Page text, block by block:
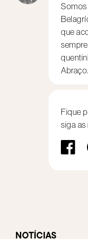
que
Abraço.
Fique
siga as
NOTÍCIAS